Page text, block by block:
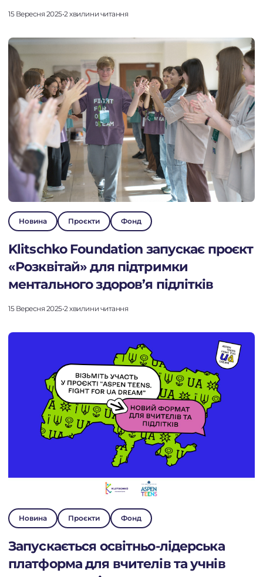
15 Вересня 2025•2 хвилини читання
Новина Проєкти Фонд
Klitschko Foundation запускає проєкт
«Розквітай» для підтримки
ментального здоров’я підлітків
15 Вересня 2025•2 хвилини читання
Новина Проєкти Фонд
Запускається освітньо-лідерська
платформа для вчителів та учнів